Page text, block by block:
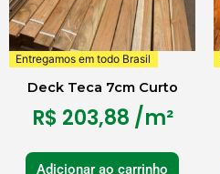
Entregamos em todo Brasil
Deck Teca 7cm Curto
R$ 203,88 /m²
Adicionar ao carrinho